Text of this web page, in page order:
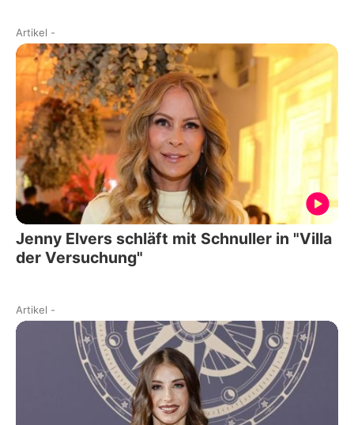
Artikel -
Jenny Elvers schläft mit Schnuller in "Villa
der Versuchung"
Artikel -